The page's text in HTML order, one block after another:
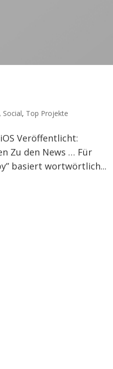
, Social, Top Projekte
Veröffentlicht:
Zu den News … Für
basiert wortwörtlich...